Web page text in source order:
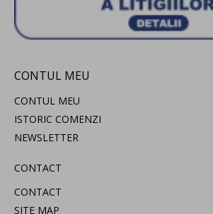
CONTUL MEU
CONTUL MEU
ISTORIC COMENZI
NEWSLETTER
CONTACT
CONTACT
SITE MAP